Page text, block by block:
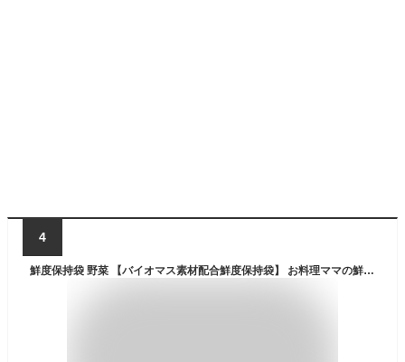
4
鮮度保持袋 野菜 【バイオマス素材配合鮮度保持袋】 お料理ママの鮮度保持袋 40枚 保存袋 鮮度保持ポリ袋 野菜保存袋 長持ちさせる 食品保存袋 食材保存袋 鮮度キープ 野菜の鮮度を保つ袋 食品ロス 対策